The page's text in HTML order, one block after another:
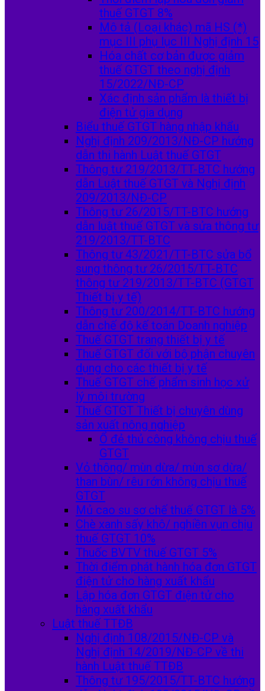
thuế GTGT 8%
Mô tả (Loại khác) mã HS (*)
mục III phụ lục III Nghị định 15
Hóa chất cơ bản được giảm
thuế GTGT theo nghị định
15/2022/NĐ-CP
Xác định sản phẩm là thiết bị
điện tử gia dụng
Biểu thuế GTGT hàng nhập khẩu
Nghị định 209/2013/NĐ-CP hướng
dẫn thi hành Luật thuế GTGT
Thông tư 219/2013/TT-BTC hướng
dẫn Luật thuế GTGT và Nghị định
209/2013/NĐ-CP
Thông tư 26/2015/TT-BTC hướng
dẫn luật thuế GTGT và sửa thông tư
219/2013/TT-BTC
Thông tư 43/2021/TT-BTC sửa bổ
sung thông tư 26/2015/TT-BTC
thông tư 219/2013/TT-BTC (GTGT
Thiết bị y tế)
Thông tư 200/2014/TT-BTC hướng
dẫn chế độ kế toán Doanh nghiệp
Thuế GTGT trang thiết bị y tế
Thuế GTGT đối với bộ phận chuyên
dụng cho các thiết bị y tế
Thuế GTGT chế phẩm sinh học xử
lý môi trường
Thuế GTGT Thiết bị chuyên dùng
sản xuất nông nghiệp
Ổ đẻ thủ công không chịu thuế
GTGT
Vỏ thông/ mùn dừa/ mùn sơ dừa/
than bùn/ rêu rớn không chịu thuế
GTGT
Mủ cao su sơ chế thuế GTGT là 5%
Chè xanh sấy khô/ nghiền vụn chịu
thuế GTGT 10%
Thuốc BVTV thuế GTGT 5%
Thời điểm phát hành hóa đơn GTGT
điện tử cho hàng xuất khẩu
Lập hóa đơn GTGT điện tử cho
hàng xuất khẩu
Luật thuế TTĐB
Nghị định 108/2015/NĐ-CP và
Nghị định 14/2019/NĐ-CP về thi
hành Luật thuế TTĐB
Thông tư 195/2015/TT-BTC hướng